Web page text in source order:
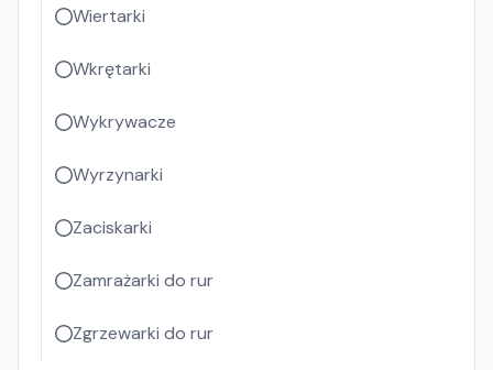
Wiertarki
Wkrętarki
Wykrywacze
Wyrzynarki
Zaciskarki
Zamrażarki do rur
Zgrzewarki do rur